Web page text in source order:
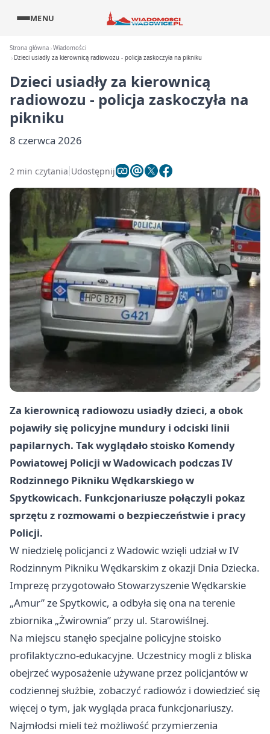
MENU
Strona główna Wiadomości
Dzieci usiadły za kierownicą radiowozu - policja zaskoczyła na pikniku
Dzieci usiadły za kierownicą
radiowozu - policja zaskoczyła na
pikniku
8 czerwca 2026
2 min czytania Udostępnij
Za kierownicą radiowozu usiadły dzieci, a obok
pojawiły się policyjne mundury i odciski linii
papilarnych. Tak wyglądało stoisko Komendy
Powiatowej Policji w Wadowicach podczas IV
Rodzinnego Pikniku Wędkarskiego w
Spytkowicach. Funkcjonariusze połączyli pokaz
sprzętu z rozmowami o bezpieczeństwie i pracy
Policji.
W niedzielę policjanci z Wadowic wzięli udział w IV
Rodzinnym Pikniku Wędkarskim z okazji Dnia Dziecka.
Imprezę przygotowało Stowarzyszenie Wędkarskie
„Amur” ze Spytkowic, a odbyła się ona na terenie
zbiornika „Żwirownia” przy ul. Starowiślnej.
Na miejscu stanęło specjalne policyjne stoisko
profilaktyczno-edukacyjne. Uczestnicy mogli z bliska
obejrzeć wyposażenie używane przez policjantów w
codziennej służbie, zobaczyć radiowóz i dowiedzieć się
więcej o tym, jak wygląda praca funkcjonariuszy.
Najmłodsi mieli też możliwość przymierzenia